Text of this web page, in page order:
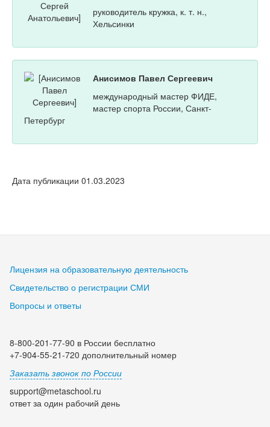
руководитель кружка, к. т. н.,
Хельсинки
Анисимов Павел Сергеевич
международный мастер ФИДЕ,
мастер спорта России, Санкт-
Петербург
Дата публикации 01.03.2023
Лицензия на образовательную деятельность
Свидетельство о регистрации СМИ
Вопросы и ответы
8-800-201-77-90 в России бесплатно
+7-904-55-21-720 дополнительный номер
Заказать звонок по России
support@metaschool.ru
ответ за один рабочий день